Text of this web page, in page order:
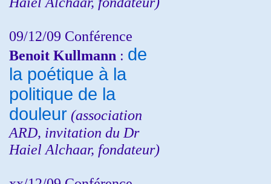
09/12/09 Conférence
Benoit Kullmann : de
la poétique à la
politique de la
douleur (association
ARD, invitation du Dr
Haiel Alchaar, fondateur)